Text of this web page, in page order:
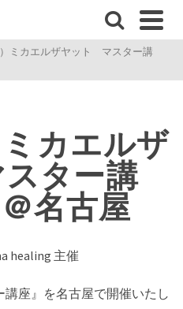
ミカエルザヤット マスター講
カエルザ
ター講
名古屋
healing 主催
講座』を名古屋で開催いたし